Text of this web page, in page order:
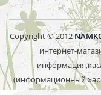
Copyright © 2012
интернет-
(информационный